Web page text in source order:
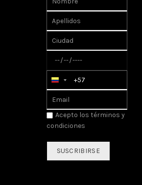
Acepto los términos y
condiciones